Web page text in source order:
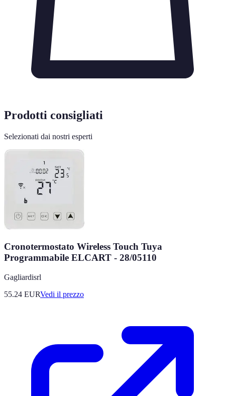
Prodotti consigliati
Selezionati dai nostri esperti
Cronotermostato Wireless Touch Tuya
Programmabile ELCART - 28/05110
Gagliardisrl
55.24 EURVedi il prezzo